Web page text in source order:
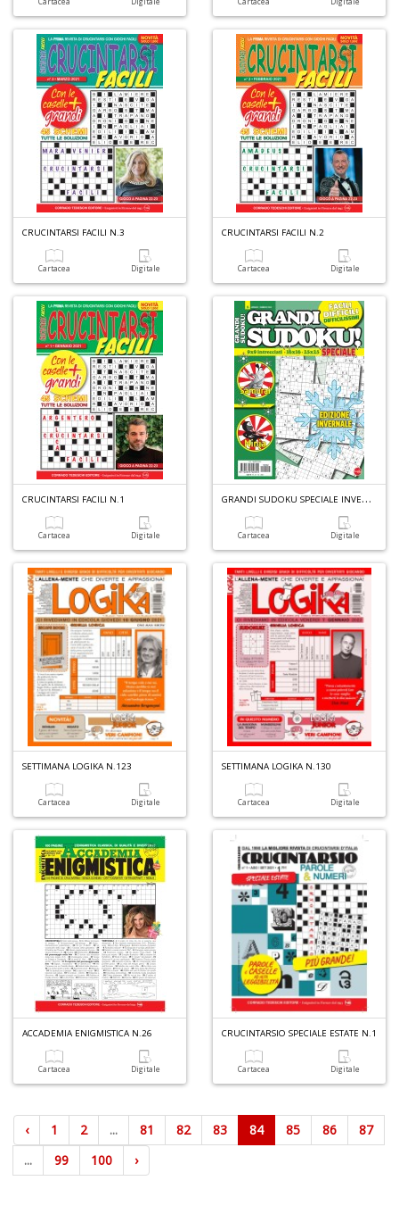
CRUCINTARSI FACILI N.3
Cartacea Digitale
CRUCINTARSI FACILI N.2
Cartacea Digitale
CRUCINTARSI FACILI N.1
Cartacea Digitale
G
RANDI SUDOKU SPECIALE INVERNO N.2
Cartacea Digitale
SETTIMANA LOGIKA N.123
Cartacea Digitale
SETTIMANA LOGIKA N.130
Cartacea Digitale
ACCADEMIA ENIGMISTICA N.26
Cartacea Digitale
CRUCINTARSIO SPECIALE ESTATE N.1
Cartacea Digitale
‹ 1 2 ... 81 82 83 84 85 86
87
...
99 100 ›